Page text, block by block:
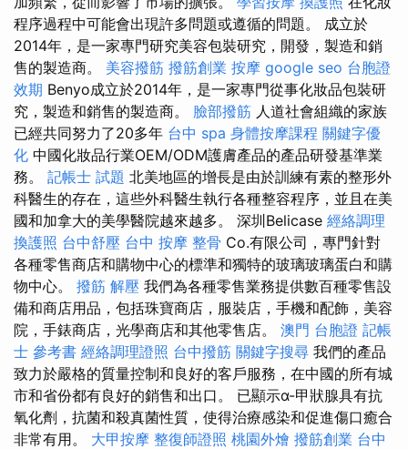
程序過程中可能會出現許多問題或遵循的問題。 成立於
2014年，是一家專門研究美容包裝研究，開發，製造和銷
售的製造商。 美容撥筋 撥筋創業 按摩 google seo 台胞證
效期 Benyo成立於2014年，是一家專門從事化妝品包裝研
究，製造和銷售的製造商。 臉部撥筋 人道社會組織的家族
已經共同努力了20多年 台中 spa 身體按摩課程 關鍵字優
化 中國化妝品行業OEM/ODM護膚產品的產品研發基準業
務。 記帳士 試題 北美地區的增長是由於訓練有素的整形外
科醫生的存在，這些外科醫生執行各種整容程序，並且在美
國和加拿大的美學醫院越來越多。 深圳Belicase 經絡調理
換護照 台中舒壓 台中 按摩 整骨 Co.有限公司，專門針對
各種零售商店和購物中心的標準和獨特的玻璃玻璃蛋白和購
物中心。 撥筋 解壓 我們為各種零售業務提供數百種零售設
備和商店用品，包括珠寶商店，服裝店，手機和配飾，美容
院，手錶商店，光學商店和其他零售店。 澳門 台胞證 記帳
士 參考書 經絡調理證照 台中撥筋 關鍵字搜尋 我們的產品
致力於嚴格的質量控制和良好的客戶服務，在中國的所有城
市和省份都有良好的銷售和出口。 已顯示α-甲狀腺具有抗
氧化劑，抗菌和殺真菌性質，使得治療感染和促進傷口癒合
非常有用。 大甲按摩 整復師證照 桃園外燴 撥筋創業 台中